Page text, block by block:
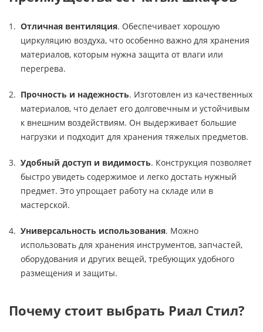
Отличная вентиляция. Обеспечивает хорошую
циркуляцию воздуха, что особенно важно для хранения
материалов, которым нужна защита от влаги или
перегрева.
Прочность и надежность. Изготовлен из качественных
материалов, что делает его долговечным и устойчивым
к внешним воздействиям. Он выдерживает большие
нагрузки и подходит для хранения тяжелых предметов.
Удобный доступ и видимость. Конструкция позволяет
быстро увидеть содержимое и легко достать нужный
предмет. Это упрощает работу на складе или в
мастерской.
Универсальность использования. Можно
использовать для хранения инструментов, запчастей,
оборудования и других вещей, требующих удобного
размещения и защиты.
Почему стоит выбрать Риал Стил?